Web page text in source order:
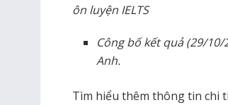
ôn luyện IELTS
Công bố kết quả (29/
Anh.
Tìm hiểu thêm thông tin chi